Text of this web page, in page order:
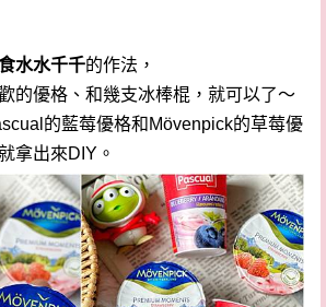
水水千千的作法，
的優格、和幾支冰棒棍，就可以了～
的藍莓優格和Mövenpick的草莓優
拿出來DIY。